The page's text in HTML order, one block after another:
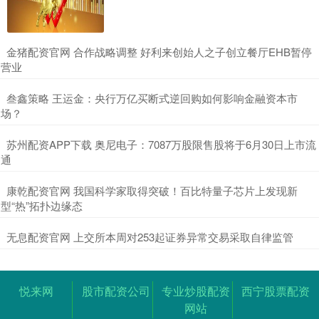
​金猪配资官网 合作战略调整 好利来创始人之子创立餐厅EHB暂停
营业
​叁鑫策略 王运金：央行万亿买断式逆回购如何影响金融资本市
场？
​苏州配资APP下载 奥尼电子：7087万股限售股将于6月30日上市流
通
​康乾配资官网 我国科学家取得突破！百比特量子芯片上发现新
型“热”拓扑边缘态
​无息配资官网 上交所本周对253起证券异常交易采取自律监管
悦来网 股市配资公司
专业炒股配资
网站
西宁股票配资